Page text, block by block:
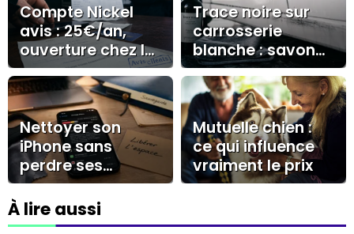
Compte Nickel
avis : 25€/an,
ouverture chez le
buraliste et
limites à
connaître
Trace noire sur
carrosserie
blanche : savon
noir, polish ou
carrossier ?
Nettoyer son
iPhone sans
perdre ses
données :
stockage, cache
et gestes sûrs
Mutuelle chien :
ce qui influence
vraiment le prix
À lire aussi